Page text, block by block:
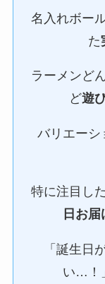
名入れボー
た
ラーメンど
ど遊
バリエーシ
特に注目し
日お
「誕生日
い…！